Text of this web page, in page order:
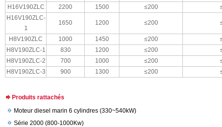
H16V190ZLC 2200 1500 ≤200
H16V190ZLC-
1
1650 1200 ≤200
H8V190ZLC 1000 1450 ≤200
H8V190ZLC-1
830 1200 ≤200
H8V190ZLC-2
700 1000 ≤200
H8V190ZLC-3
900 1300 ≤200
Produits rattachés
Moteur diesel marin 6 cylindres (330~540kW)
Série 2000 (800-1000Kw)